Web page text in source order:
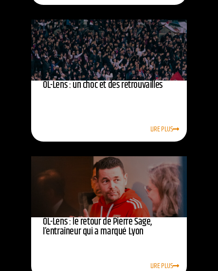
OL-Lens : un choc et des retrouvailles
LIRE PLUS
OL-Lens : le retour de Pierre Sage,
l’entraîneur qui a marqué Lyon
LIRE PLUS